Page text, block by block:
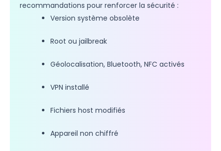
recommandations pour renforcer la sécurité :
Version système obsolète
Root ou jailbreak
Géolocalisation, Bluetooth, NFC activés
VPN installé
Fichiers host modifiés
Appareil non chiffré